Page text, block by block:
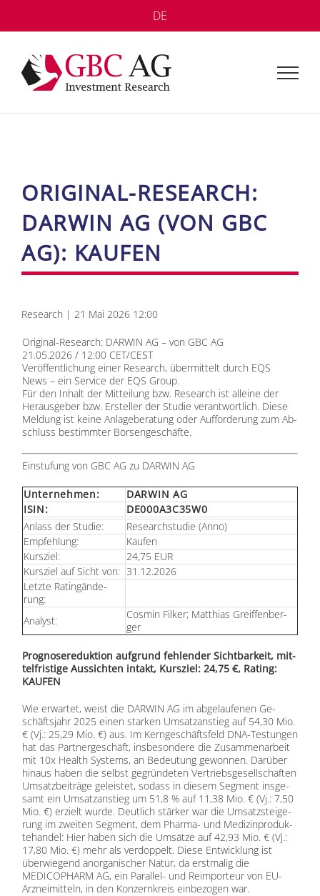
springen
DE
ORI­GI­NAL-RE­SE­ARCH:
DARWIN AG (VON GBC
AG): KAU­FEN
Re­se­arch | 21 Mai 2026 12:00
Ori­gi­nal-Re­se­arch: DARWIN AG – von GBC AG
21.05.2026 / 12:00 CET/CEST
Ver­öf­fent­li­chung ei­ner Re­se­arch, über­mit­telt durch EQS
News – ein Ser­vice der EQS Group.
Für den In­halt der Mit­tei­lung bzw. Re­se­arch ist al­lei­ne der
Her­aus­ge­ber bzw. Er­stel­ler der Stu­die ver­ant­wort­lich. Die­se
Mel­dung ist kei­ne An­la­ge­be­ra­tung oder Auf­for­de­rung zum Ab­
schluss be­stimm­ter Bör­sen­ge­schäf­te.
Ein­stu­fung von GBC AG zu DARWIN AG
Un­ter­neh­men:
DARWIN AG
ISIN:
DE000A3C35W0
An­lass der Stu­die:
Re­se­arch­stu­die (Anno)
Emp­feh­lung:
Kau­fen
Kurs­ziel:
24,75 EUR
Kurs­ziel auf Sicht von: 31.12.2026
Letz­te Ra­ting­än­de­
rung:
Ana­lyst:
Cos­min Fil­ker; Mat­thi­as Greif­fen­ber­
ger
Pro­gno­se­re­duk­ti­on auf­grund feh­len­der Sicht­bar­keit, mit­
tel­fris­ti­ge Aus­sich­ten in­takt, Kurs­ziel: 24,75 €, Ra­ting:
KAUFEN
Wie er­war­tet, weist die DARWIN AG im ab­ge­lau­fe­nen Ge­
schäfts­jahr 2025 ei­nen star­ken Um­satz­an­stieg auf 54,30 Mio.
€ (Vj.: 25,29 Mio. €) aus. Im Kern­ge­schäfts­feld DNA-Tes­tun­gen
hat das Part­ner­ge­schäft, ins­be­son­de­re die Zu­sam­men­ar­beit
mit 10x He­alth Sys­tems, an Be­deu­tung ge­won­nen. Dar­über
hin­aus ha­ben die selbst ge­grün­de­ten Ver­triebs­ge­sell­schaf­ten
Um­satz­bei­trä­ge ge­leis­tet, so­dass in die­sem Seg­ment ins­ge­
samt ein Um­satz­an­stieg um 51,8 % auf 11,38 Mio. € (Vj.: 7,50
Mio. €) er­zielt wur­de. Deut­lich stär­ker war die Um­satz­stei­ge­
rung im zwei­ten Seg­ment, dem Phar­ma- und Me­di­zin­pro­duk­
te­han­del: Hier ha­ben sich die Um­sät­ze auf 42,93 Mio. € (Vj.:
17,80 Mio. €) mehr als ver­dop­pelt. Die­se Ent­wick­lung ist
über­wie­gend an­or­ga­ni­scher Na­tur, da erst­ma­lig die
MEDICOPHARM AG, ein Par­al­lel- und Re­impor­teur von EU-
Arz­nei­mit­teln, in den Kon­zern­kreis ein­be­zo­gen war.